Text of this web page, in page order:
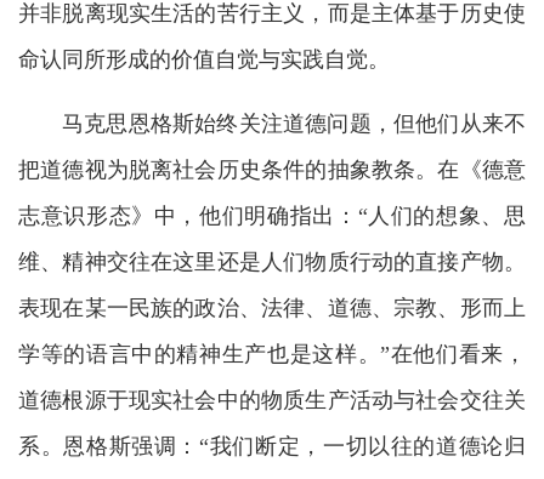
并非脱离现实生活的苦行主义，而是主体基于历史使
命认同所形成的价值自觉与实践自觉。
马克思恩格斯始终关注道德问题，但他们从来不
把道德视为脱离社会历史条件的抽象教条。在《德意
志意识形态》中，他们明确指出：“人们的想象、思
维、精神交往在这里还是人们物质行动的直接产物。
表现在某一民族的政治、法律、道德、宗教、形而上
学等的语言中的精神生产也是这样。”在他们看来，
道德根源于现实社会中的物质生产活动与社会交往关
系。恩格斯强调：“我们断定，一切以往的道德论归